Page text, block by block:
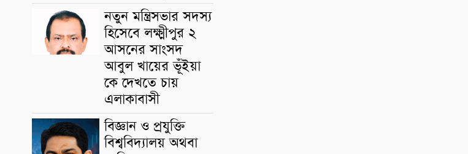
নতুন মন্ত্রিসভার সদস্য
হিসেবে লক্ষ্মীপুর ২
আসনের সাংসদ
আবুল খায়ের ভূঁইয়া
কে দেখতে চায়
এলাকাবাসী
বিজ্ঞান ও প্রযুক্তি
বিশ্ববিদ্যালয় অথবা